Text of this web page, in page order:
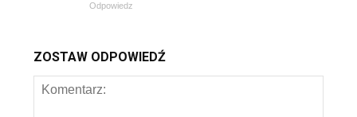
Odpowiedz
ZOSTAW ODPOWIEDŹ